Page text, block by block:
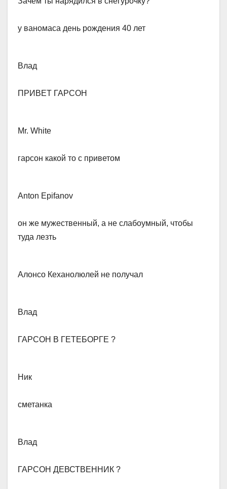
у ваномаса день рождения 40 лет
Влад
​ПРИВЕТ ГАРСОН
Mr. White
​гарсон какой то с приветом
Anton Epifanov
​он же мужественный, а не слабоумный, чтобы
туда лезть
Алонсо Кехано​люлей не получал
Влад​
ГАРСОН В ГЕТЕБОРГЕ ?
Ник​
сметанка
Влад​
ГАРСОН ДЕВСТВЕННИК ?